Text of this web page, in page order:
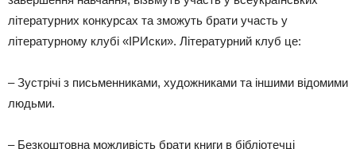
літературних конкурсах та зможуть брати участь у
літературному клубі «ІРИски». Літературний клуб це:
– Зустрічі з письменниками, художниками та іншими відомими
людьми.
– Безкоштовна можливість брати книги в бібліотечці